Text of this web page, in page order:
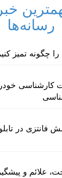
رسانه‌ها
چگونه تمیز
کارشناسی
فانتزی در
علائم و